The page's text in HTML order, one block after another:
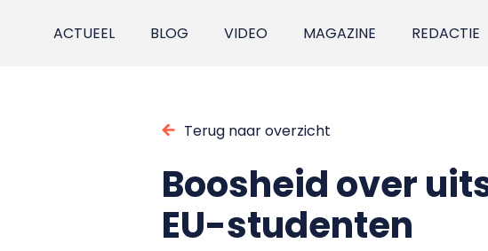
ACTUEEL BLOG VIDEO MAGAZINE REDACTIE
Terug naar overzicht
Boosheid over
EU-studenten